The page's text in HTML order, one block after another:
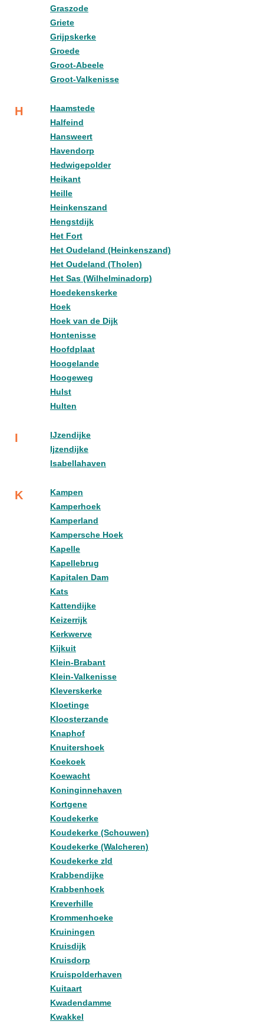
Graszode
Griete
Grijpskerke
Groede
Groot-Abeele
Groot-Valkenisse
H
Haamstede
Halfeind
Hansweert
Havendorp
Hedwigepolder
Heikant
Heille
Heinkenszand
Hengstdijk
Het Fort
Het Oudeland (Heinkenszand)
Het Oudeland (Tholen)
Het Sas (Wilhelminadorp)
Hoedekenskerke
Hoek
Hoek van de Dijk
Hontenisse
Hoofdplaat
Hoogelande
Hoogeweg
Hulst
Hulten
I
IJzendijke
Ijzendijke
Isabellahaven
K
Kampen
Kamperhoek
Kamperland
Kampersche Hoek
Kapelle
Kapellebrug
Kapitalen Dam
Kats
Kattendijke
Keizerrijk
Kerkwerve
Kijkuit
Klein-Brabant
Klein-Valkenisse
Kleverskerke
Kloetinge
Kloosterzande
Knaphof
Knuitershoek
Koekoek
Koewacht
Koninginnehaven
Kortgene
Koudekerke
Koudekerke (Schouwen)
Koudekerke (Walcheren)
Koudekerke zld
Krabbendijke
Krabbenhoek
Kreverhille
Krommenhoeke
Kruiningen
Kruisdijk
Kruisdorp
Kruispolderhaven
Kuitaart
Kwadendamme
Kwakkel